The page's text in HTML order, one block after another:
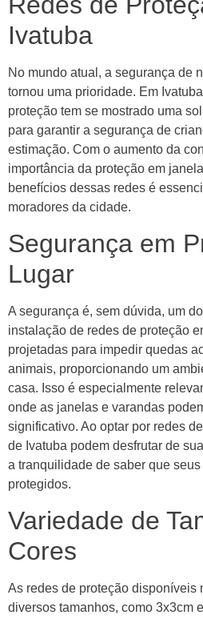
Ivatuba
No mundo atual, a segurança de
tornou uma prioridade. Em
proteção tem se mostrado uma
para garantir a segurança de
estimação. Com o aumento da
importância da proteção em
benefícios dessas redes é
moradores da cidade.
Segurança em
Lugar
A segurança é, sem dúvida, um
instalação de redes de proteção
projetadas para impedir quedas
animais, proporcionando um
casa. Isso é especialmente
onde as janelas e varandas
significativo. Ao optar por redes
de Ivatuba podem desfrutar de
a tranquilidade de saber que
protegidos.
Variedade de
Cores
As redes de proteção disponíveis
diversos tamanhos, como 3x3cm